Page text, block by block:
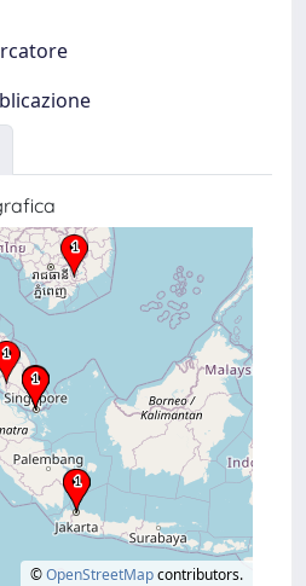
©OpenStreetMapcontributors.